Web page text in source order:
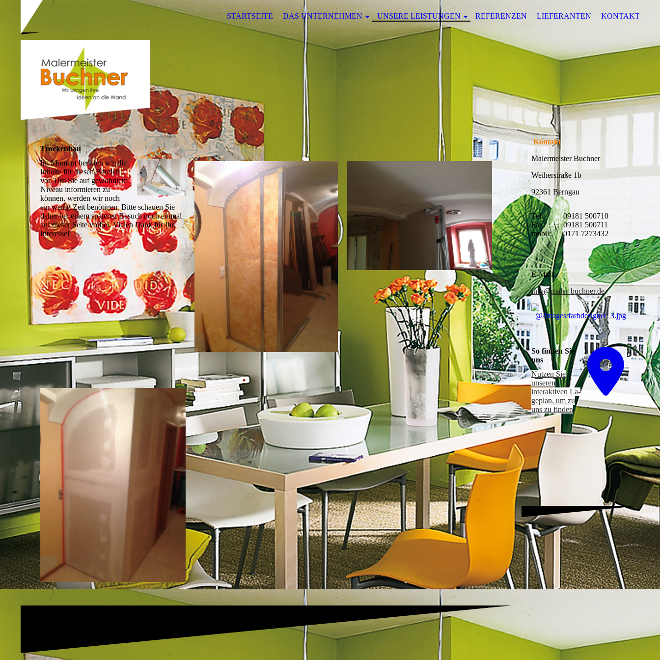
STARTSEITE DAS UNTERNEHMEN UNSERE LEISTUNGEN REFERENZEN LIEFERANTEN KONTAKT
Trockenbau
Im Moment bereiten wir die
Inhalte für diesen Bereich
vor. Um Sie auf gewohntem
Niveau informieren zu
können, werden wir noch
ein wenig Zeit benötigen. Bitte schauen Sie
daher bei einem späteren Besuch noch einmal
auf dieser Seite vorbei. Vielen Dank für Ihr
Interesse!
Kontakt
Malermeister Buchner
Weiherstraße 1b
92361 Berngau
Tel:
Fax:
mobil:
09181 500710
09181 500711
0171 7273432
E-Mail:
info@maler-buchner.de
So finden Sie
uns
Nutzen Sie
unseren
interaktiven La­
ge­plan, um zu
uns zu finden